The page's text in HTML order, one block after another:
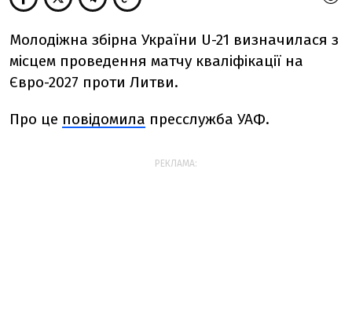
Молодіжна збірна України U-21 визначилася з
місцем проведення матчу кваліфікації на
Євро-2027 проти Литви.
Про це повідомила пресслужба УАФ.
РЕКЛАМА: